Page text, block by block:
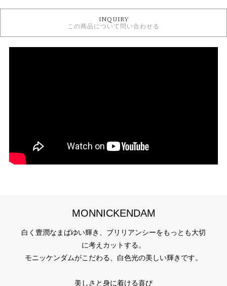
婚約指輪
MONNICKENDAM 婚約指輪
婚約指輪 ストレート
婚約指輪 サイドメレ
婚約指輪 キュート
両サイドのメレダイヤがセンターダイヤと絶妙にシンクロし、贅沢感のある
脇のダイヤの横はハートフォルムが施された枠になっております。
＊中石が0.2ctの場合の料金です。
＊選ばれるダイヤモンドグレードによって価格が変わります。
INQUIRY
この商品について問い合わせる
MONNICKENDAM
白く豊潤なまばゆい輝き、ブリリアンシーをもっとも大切
に考えカットする。
モニッケンダムがこだわる、白色光の美しい輝きです。
美しさと身に着ける喜び